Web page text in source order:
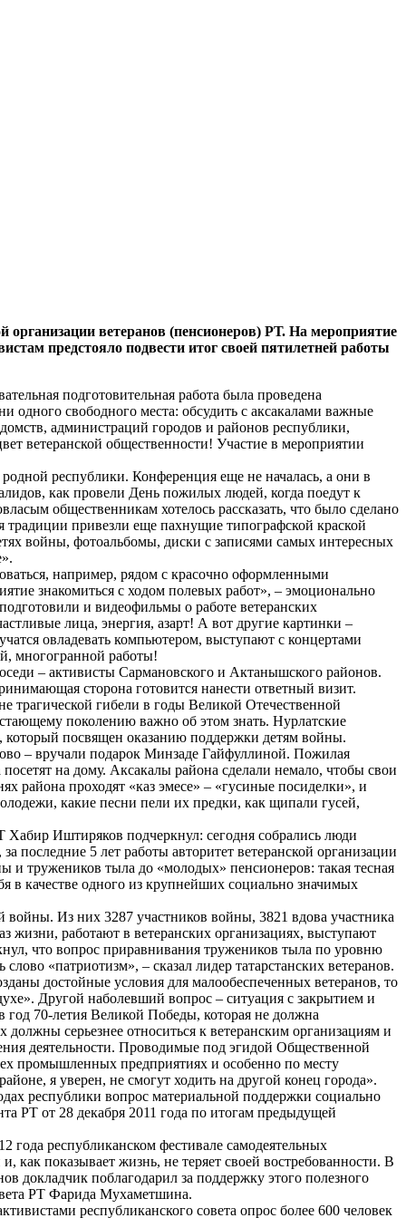
ветеранов (пенсионеров) РТ. На мероприятие
предстояло подвести итог своей пятилетней работы
подготовительная работа была проведена
свободного места: обсудить с аксакалами важные
администраций городов и районов республики,
ветеранской общественности! Участие в мероприятии
республики. Конференция еще не началась, а они в
как провели День пожилых людей, когда поедут к
общественникам хотелось рассказать, что было сделано
привезли еще пахнущие типографской краской
войны, фотоальбомы, диски с записями самых интересных
например, рядом с красочно оформленными
знакомиться с ходом полевых работ», – эмоционально
и видеофильмы о работе ветеранских
лица, энергия, азарт! А вот другие картинки –
овладевать компьютером, выступают с концертами
многогранной работы!
– активисты Сармановского и Актанышского районов.
сторона готовится нанести ответный визит.
трагической гибели в годы Великой Отечественной
поколению важно об этом знать. Нурлатские
посвящен оказанию поддержки детям войны.
– вручали подарок Минзаде Гайфуллиной. Пожилая
на дому. Аксакалы района сделали немало, чтобы свои
района проходят «каз эмесе» – «гусиные посиделки», и
какие песни пели их предки, как щипали гусей,
Хабир Иштиряков подчеркнул: сегодня собрались люди
5 лет работы авторитет ветеранской организации
и тружеников тыла до «молодых» пенсионеров: такая тесная
в качестве одного из крупнейших социально значимых
войны. Из них 3287 участников войны, 3821 вдова участника
жизни, работают в ветеранских организациях, выступают
что вопрос приравнивания тружеников тыла по уровню
«патриотизм», – сказал лидер татарстанских ветеранов.
достойные условия для малообеспеченных ветеранов, то
Другой наболевший вопрос – ситуация с закрытием и
70-летия Великой Победы, которая не должна
серьезнее относиться к ветеранским организациям и
деятельности. Проводимые под эгидой Общественной
промышленных предприятиях и особенно по месту
я уверен, не смогут ходить на другой конец города».
республики вопрос материальной поддержки социально
РТ от 28 декабря 2011 года по итогам предыдущей
года республиканском фестивале самодеятельных
показывает жизнь, не теряет своей востребованности. В
докладчик поблагодарил за поддержку этого полезного
РТ Фарида Мухаметшина.
республиканского совета опрос более 600 человек